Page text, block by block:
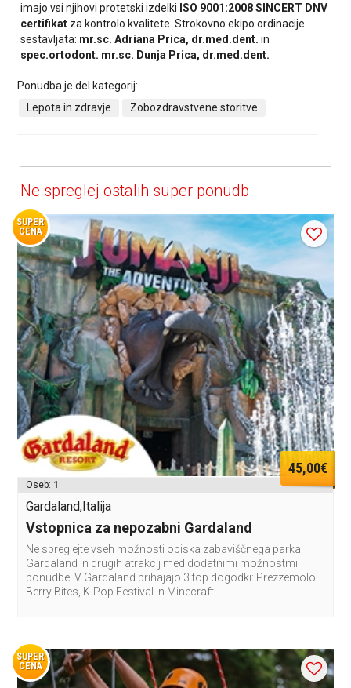
imajo vsi njihovi protetski izdelki ISO 9001:2008 SINCERT DNV
certifikat za kontrolo kvalitete. Strokovno ekipo ordinacije
sestavljata: mr.sc. Adriana Prica, dr.med.dent.in
spec.ortodont. mr.sc. Dunja Prica, dr.med.dent.
Ponudba je del kategorij:
Lepota in zdravje
Zobozdravstvene storitve
Ne spreglej ostalih super ponudb
SUPER
CENA
45,00€
Oseb: 1
Gardaland,Italija
Vstopnica za nepozabni Gardaland
Ne spreglejte vseh možnosti obiska zabaviščnega parka
Gardaland in drugih atrakcij med dodatnimi možnostmi
ponudbe. V Gardaland prihajajo 3 top dogodki: Prezzemolo
Berry Bites, K-Pop Festival in Minecraft!
SUPER
CENA